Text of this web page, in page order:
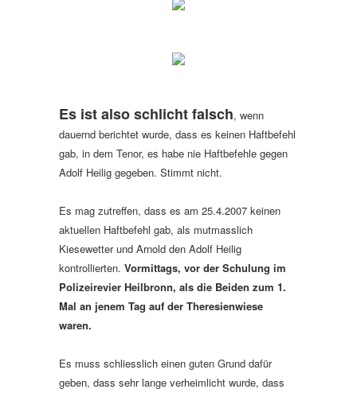
Es ist also schlicht falsch, wenn
dauernd berichtet wurde, dass es keinen Haftbefehl
gab, in dem Tenor, es habe nie Haftbefehle gegen
Adolf Heilig gegeben. Stimmt nicht.
Es mag zutreffen, dass es am 25.4.2007 keinen
aktuellen Haftbefehl gab, als mutmasslich
Kiesewetter und Arnold den Adolf Heilig
kontrollierten. Vormittags, vor der Schulung im
Polizeirevier Heilbronn, als die Beiden zum 1.
Mal an jenem Tag auf der Theresienwiese
waren.
Es muss schliesslich einen guten Grund dafür
geben, dass sehr lange verheimlicht wurde, dass